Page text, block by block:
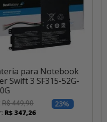
para Notebook
Swift 3 SF315-52G-
R$449,90 23%
R$ 347,26